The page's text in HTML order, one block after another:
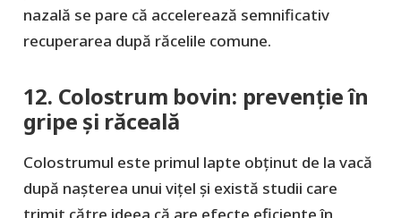
nazală se pare că accelerează semnificativ
recuperarea după răcelile comune.
12. Colostrum bovin: prevenție în
gripe și răceală
Colostrumul este primul lapte obținut de la vacă
după nașterea unui vițel și există studii care